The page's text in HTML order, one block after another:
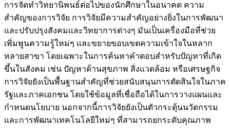
การจัดทำวิทยานิพนธ์ต่อไปของนักศึกษาในอนาคต ความ
สำคัญของการวิจัย การวิจัยมีความสำคัญอย่างยิ่งในการพัฒนา
และปรับปรุงสังคมและวิทยาการต่างๆ มันเป็นเครื่องมือที่ช่วย
เพิ่มพูนความรู้ใหม่ๆ และขยายขอบเขตความเข้าใจในหลาก
หลายสาขา โดยเฉพาะในการค้นหาคำตอบสำหรับปัญหาที่เกิด
ขึ้นในสังคม เช่น ปัญหาด้านสุขภาพ สิ่งแวดล้อม หรือเศรษฐกิจ
การวิจัยยังเป็นพื้นฐานสำคัญที่ช่วยสนับสนุนการตัดสินใจในภาค
รัฐและภาคเอกชน โดยใช้ข้อมูลที่เชื่อถือได้ในการวางแผนและ
กำหนดนโยบาย นอกจากนี้การวิจัยยังเป็นตัวกระตุ้นนวัตกรรม
และการพัฒนาเทคโนโลยีใหม่ๆ ที่สามารถยกระดับคุณภาพ